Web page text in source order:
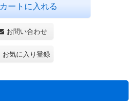
カートに入れる
お問い合わせ
お気に入り登録